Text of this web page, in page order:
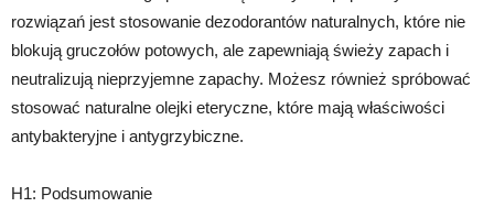
rozwiązań jest stosowanie dezodorantów naturalnych, które nie
blokują gruczołów potowych, ale zapewniają świeży zapach i
neutralizują nieprzyjemne zapachy. Możesz również spróbować
stosować naturalne olejki eteryczne, które mają właściwości
antybakteryjne i antygrzybiczne.
H1: Podsumowanie